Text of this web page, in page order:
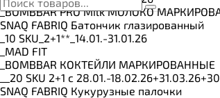
ТЕСТОБУСТЕРЫ
ЦИТРУЛЛИН МАЛАТ
ПРЕДТРЕНИРОВОЧНЫЕ
_BOMBBAR PRO Milk МОЛОКО
SNAQ FABRIQ Батончик глазированный
_10 SKU_2+1**_14.01.-31.01.26
_MAD FIT
_BOMBBAR КОКТЕЙЛИ МАРКИРОВАННЫЕ
__20 SKU 2+1 с 28.01.-
SNAQ FABRIQ Кукурузные палочки